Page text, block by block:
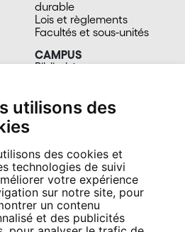
utilisons des
des cookies et
technologies de suivi
votre expérience
sur notre site, pour
un contenu
et des publicités
durable
Lois et règlements
Facultés et sous-unités
CAMPUS
Bibliothèques
Santé
Cafétérias
du langage